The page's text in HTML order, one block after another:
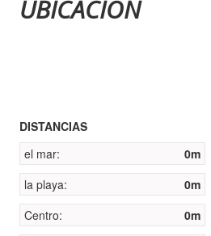
UBICACIÓN
DISTANCIAS
el mar:
0m
la playa:
0m
Centro:
0m